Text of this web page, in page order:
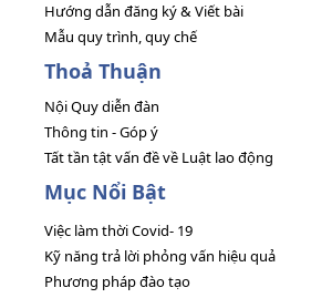
Hướng dẫn đăng ký & Viết bài
Mẫu quy trình, quy chế
Thoả Thuận
Nội Quy diễn đàn
Thông tin - Góp ý
Tất tần tật vấn đề về Luật lao động
Mục Nổi Bật
Việc làm thời Covid- 19
Kỹ năng trả lời phỏng vấn hiệu quả
Phương pháp đào tạo